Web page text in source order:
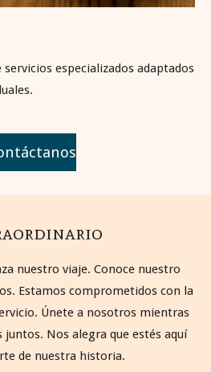
especializados adaptados
nuestro viaje. Conoce nuestro
Estamos comprometidos con la
Únete a nosotros mientras
Nos alegra que estés aquí
de nuestra historia.